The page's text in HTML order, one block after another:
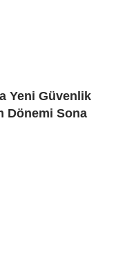
Yeni Güvenlik
Dönemi Sona